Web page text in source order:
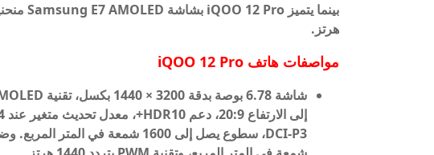
هرتز.
مواصفات هاتف iQOO 12 Pro